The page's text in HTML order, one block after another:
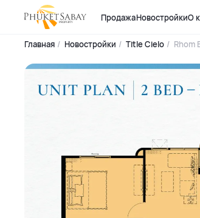
ПродажаНовостройкиО
Главная Новостройки Title Cielo Rhom